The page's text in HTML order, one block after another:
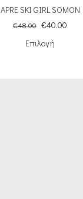
APRE SKI GIRL SOMON
€48.00 €40.00
Επιλογή